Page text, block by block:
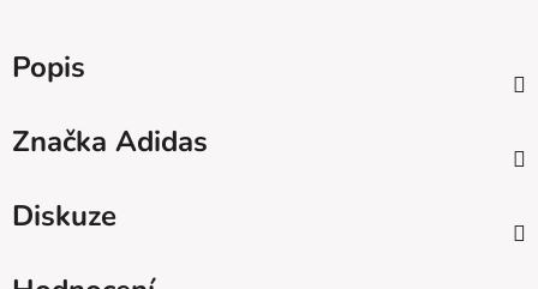
Popis
Značka Adidas
Diskuze